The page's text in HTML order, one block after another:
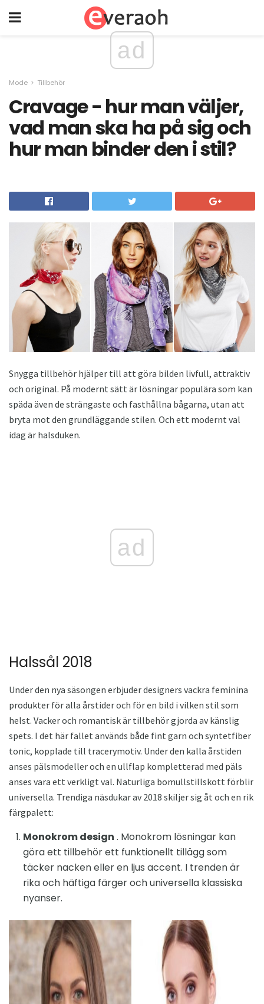
ad
Mode Tillbehör
Cravage - hur man väljer,
vad man ska ha på sig och
hur man binder den i stil?
Snygga tillbehör hjälper till att göra bilden livfull, attraktiv
och original. På modernt sätt är lösningar populära som kan
späda även de strängaste och fasthållna bågarna, utan att
bryta mot den grundläggande stilen. Och ett modernt val
idag är halsduken.
ad
Halssål 2018
Under den nya säsongen erbjuder designers vackra feminina
produkter för alla årstider och för en bild i vilken stil som
helst. Vacker och romantisk är tillbehör gjorda av känslig
spets. I det här fallet används både fint garn och syntetfiber
tonic, kopplade till tracerymotiv. Under den kalla årstiden
anses pälsmodeller och en ullflap kompletterad med päls
anses vara ett verkligt val. Naturliga bomullstillskott förblir
universella. Trendiga näsdukar av 2018 skiljer sig åt och en rik
färgpalett:
Monokrom design . Monokrom lösningar kan
göra ett tillbehör ett funktionellt tillägg som
täcker nacken eller en ljus accent. I trenden är
rika och häftiga färger och universella klassiska
nyanser.